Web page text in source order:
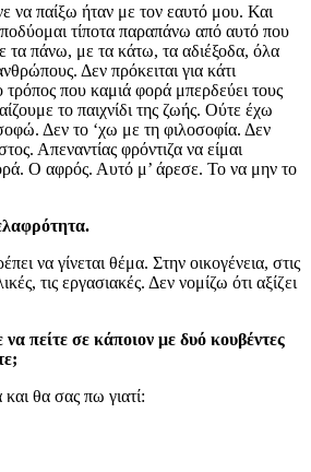
να παίξω ήταν με τον εαυτό μου. Και
τίποτα παραπάνω από αυτό που
τα πάνω, με τα κάτω, τα αδιέξοδα, όλα
Δεν πρόκειται για κάτι
τρόπος που καμιά φορά μπερδεύει τους
το παιχνίδι της ζωής. Ούτε έχω
Δεν το ‘χω με τη φιλοσοφία. Δεν
Απεναντίας φρόντιζα να είμαι
Ο αφρός. Αυτό μ’ άρεσε. Το να μην το
να γίνεται θέμα. Στην οικογένεια, στις
τις εργασιακές. Δεν νομίζω ότι αξίζει
να πείτε σε κάποιον με δυό κουβέντες
θα σας πω γιατί: